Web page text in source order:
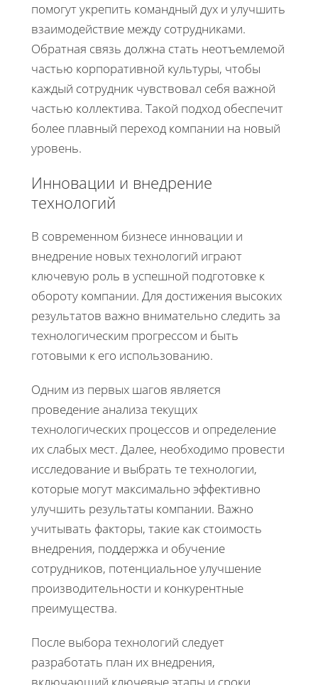
помогут укрепить командный дух и улучшить
взаимодействие между сотрудниками.
Обратная связь должна стать неотъемлемой
частью корпоративной культуры, чтобы
каждый сотрудник чувствовал себя важной
частью коллектива. Такой подход обеспечит
более плавный переход компании на новый
уровень.
Инновации и внедрение
технологий
В современном бизнесе инновации и
внедрение новых технологий играют
ключевую роль в успешной подготовке к
обороту компании. Для достижения высоких
результатов важно внимательно следить за
технологическим прогрессом и быть
готовыми к его использованию.
Одним из первых шагов является
проведение анализа текущих
технологических процессов и определение
их слабых мест. Далее, необходимо провести
исследование и выбрать те технологии,
которые могут максимально эффективно
улучшить результаты компании. Важно
учитывать факторы, такие как стоимость
внедрения, поддержка и обучение
сотрудников, потенциальное улучшение
производительности и конкурентные
преимущества.
После выбора технологий следует
разработать план их внедрения,